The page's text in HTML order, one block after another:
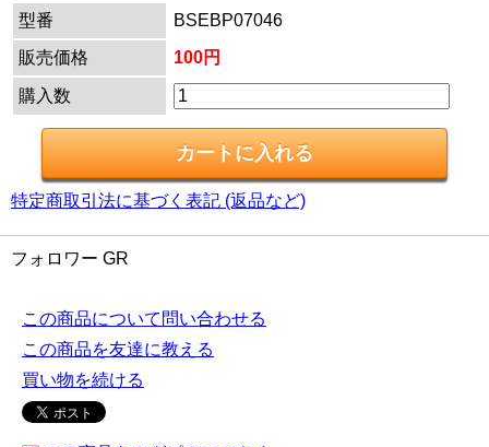
型番
BSEBP07046
販売価格
100円
購入数
特定商取引法に基づく表記 (返品など)
フォロワー GR
この商品について問い合わせる
この商品を友達に教える
買い物を続ける